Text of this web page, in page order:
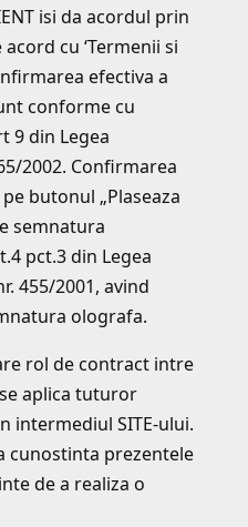
isi da acordul prin
cu ‘Termenii si
efectiva a
conforme cu
9 din Legea
2002. Confirmarea
butonul „Plaseaza
semnatura
pct.3 din Legea
455/2001, avind
olografa.
rol de contract intre
aplica tuturor
intermediul SITE-ului.
cunostinta prezentele
de a realiza o